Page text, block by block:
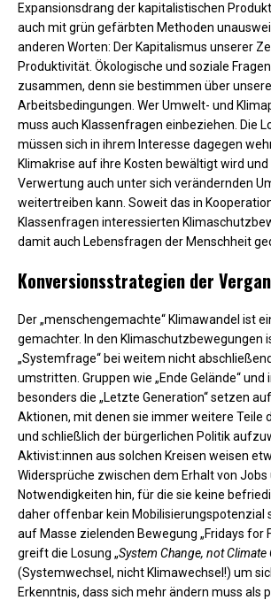
Expansionsdrang der kapitalistischen
auch mit grün gefärbten Methoden
anderen Worten: Der Kapitalismus unserer
Produktivität. Ökologische und soziale
zusammen, denn sie bestimmen über
Arbeitsbedingungen. Wer Umwelt- und
muss auch Klassenfragen einbeziehen. Die
müssen sich in ihrem Interesse dagegen
Klimakrise auf ihre Kosten bewältigt wird und
Verwertung auch unter sich verändernden
weitertreiben kann. Soweit das in
Klassenfragen interessierten
damit auch Lebensfragen der Menschheit
Konversionsstrategien der
Der „menschengemachte“ Klimawandel ist
gemachter. In den Klimaschutzbewegungen
„Systemfrage“ bei weitem nicht
umstritten. Gruppen wie „Ende Gelände“
besonders die „Letzte Generation“ setzen
Aktionen, mit denen sie immer weitere Teile
und schließlich der bürgerlichen Politik
Aktivist:innen aus solchen Kreisen weisen
Widersprüche zwischen dem Erhalt von Jobs
Notwendigkeiten hin, für die sie keine
daher offenbar kein Mobilisierungspotenzial
auf Masse zielenden Bewegung „Fridays for
greift die Losung „System Change, not Climate
(Systemwechsel, nicht Klimawechsel!) um
Erkenntnis, dass sich mehr ändern muss als